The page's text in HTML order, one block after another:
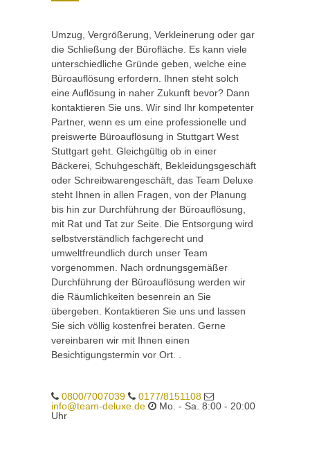
Umzug, Vergrößerung, Verkleinerung oder gar
die Schließung der Bürofläche. Es kann viele
unterschiedliche Gründe geben, welche eine
Büroauflösung erfordern. Ihnen steht solch
eine Auflösung in naher Zukunft bevor? Dann
kontaktieren Sie uns. Wir sind Ihr kompetenter
Partner, wenn es um eine professionelle und
preiswerte Büroauflösung in Stuttgart West
Stuttgart geht. Gleichgültig ob in einer
Bäckerei, Schuhgeschäft, Bekleidungsgeschäft
oder Schreibwarengeschäft, das Team Deluxe
steht Ihnen in allen Fragen, von der Planung
bis hin zur Durchführung der Büroauflösung,
mit Rat und Tat zur Seite. Die Entsorgung wird
selbstverständlich fachgerecht und
umweltfreundlich durch unser Team
vorgenommen. Nach ordnungsgemäßer
Durchführung der Büroauflösung werden wir
die Räumlichkeiten besenrein an Sie
übergeben. Kontaktieren Sie uns und lassen
Sie sich völlig kostenfrei beraten. Gerne
vereinbaren wir mit Ihnen einen
Besichtigungstermin vor Ort. .
0800/7007039
0177/8151108
info@team-deluxe.de
Mo. - Sa. 8:00 - 20:00
Uhr